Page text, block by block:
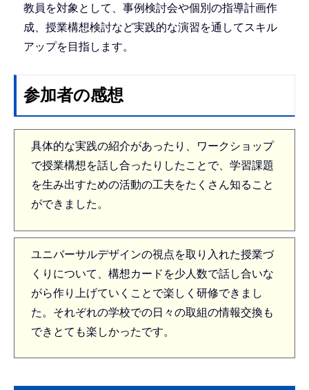
教員を対象として、事例検討会や個別の指導計画作
成、授業構想検討など実践的な演習を通してスキル
アップを目指します。
参加者の感想
具体的な実践の紹介があったり、ワークショップ
で授業構想を話し合ったりしたことで、学習課題
を生み出すための活動の工夫をたくさん知ること
ができました。
ユニバーサルデザインの視点を取り入れた授業づ
くりについて、構想カードを少人数で話し合いな
がら作り上げていくことで楽しく研修できまし
た。それぞれの学校での日々の取組の情報交換も
できとても楽しかったです。